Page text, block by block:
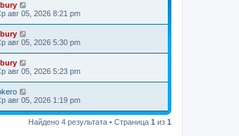
авг 05, 2026 8:21 pm
авг 05, 2026 5:30 pm
авг 05, 2026 5:23 pm
авг 05, 2026 1:19 pm
Найдено 4 результата • Страница 1 из 1